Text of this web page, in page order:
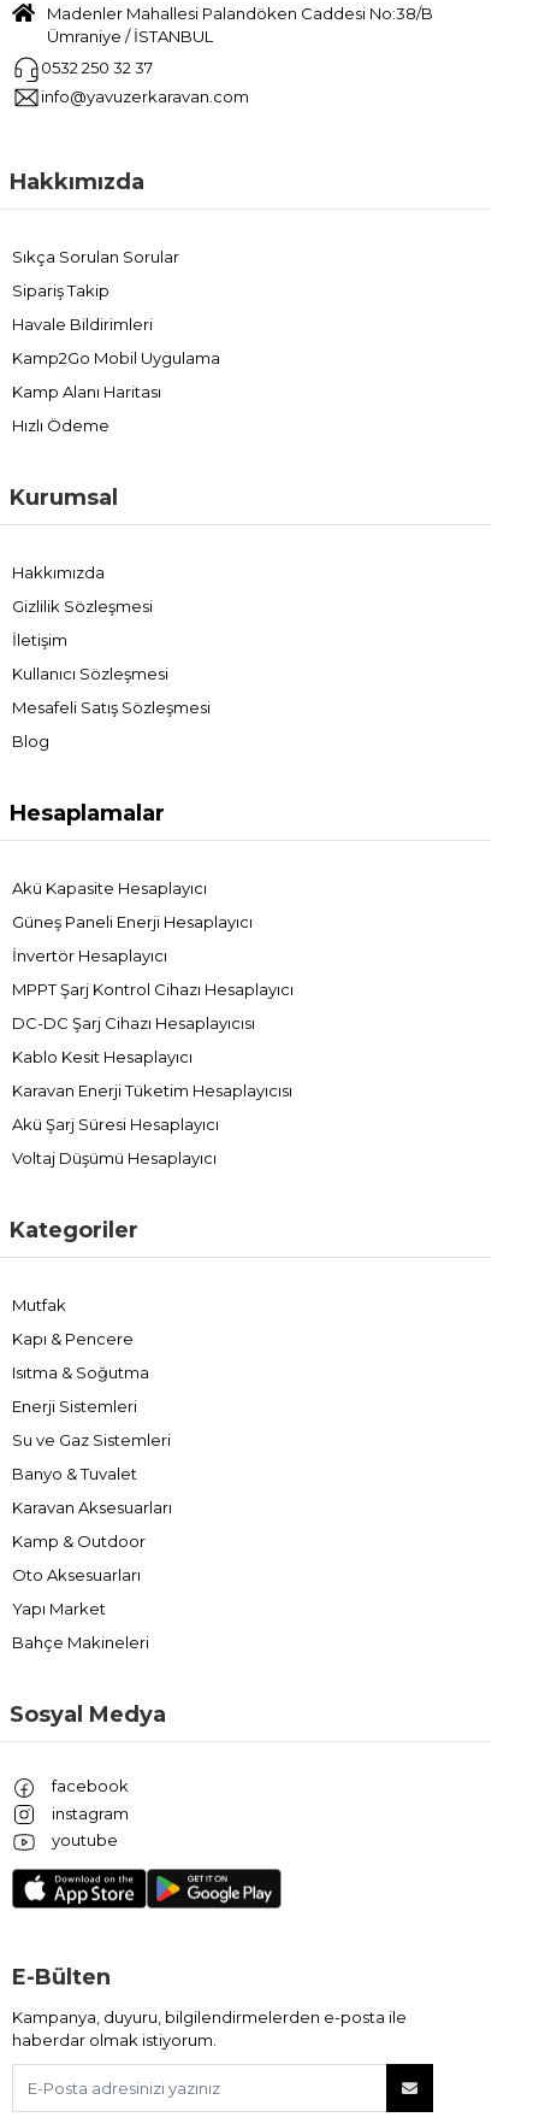
Madenler Mahallesi Palandöken Caddesi No:38/B
Ümraniye / İSTANBUL
0532 250 32 37
info@yavuzerkaravan.com
Hakkımızda
Sıkça Sorulan Sorular
Sipariş Takip
Havale Bildirimleri
Kamp2Go Mobil Uygulama
Kamp Alanı Haritası
Hızlı Ödeme
Kurumsal
Hakkımızda
Gizlilik Sözleşmesi
İletişim
Kullanıcı Sözleşmesi
Mesafeli Satış Sözleşmesi
Blog
Hesaplamalar
Akü Kapasite Hesaplayıcı
Güneş Paneli Enerji Hesaplayıcı
İnvertör Hesaplayıcı
MPPT Şarj Kontrol Cihazı Hesaplayıcı
DC-DC Şarj Cihazı Hesaplayıcısı
Kablo Kesit Hesaplayıcı
Karavan Enerji Tüketim Hesaplayıcısı
Akü Şarj Süresi Hesaplayıcı
Voltaj Düşümü Hesaplayıcı
Kategoriler
Mutfak
Kapı & Pencere
Isıtma & Soğutma
Enerji Sistemleri
Su ve Gaz Sistemleri
Banyo & Tuvalet
Karavan Aksesuarları
Kamp & Outdoor
Oto Aksesuarları
Yapı Market
Bahçe Makineleri
Sosyal Medya
facebook
instagram
youtube
E-Bülten
Kampanya, duyuru, bilgilendirmelerden e-posta ile
haberdar olmak istiyorum.